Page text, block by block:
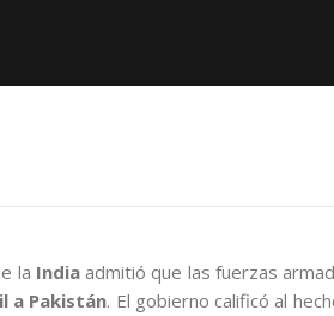
la Indiaadmitió que las fuerzas
a Pakistán. El gobierno calificó al